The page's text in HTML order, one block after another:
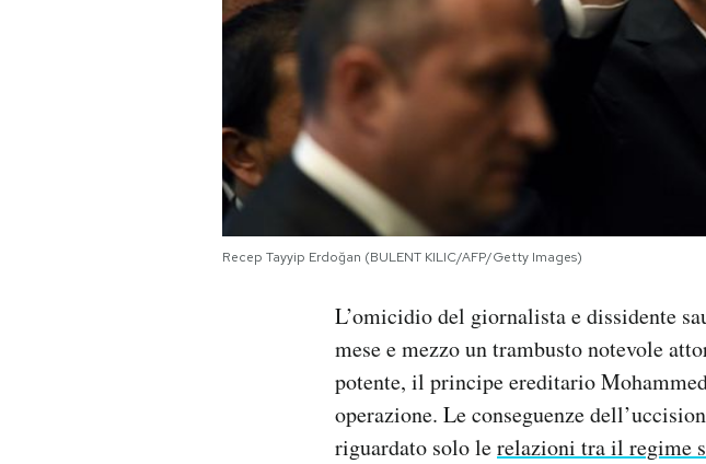
Recep Tayyip Erdoğan (BULENT KILIC/AFP/Getty Images)
L’omicidio del giornalista e dissidente
mese e mezzo un trambusto notevole
potente, il principe ereditario
operazione. Le conseguenze
riguardato solo lerelazioni tra il regime